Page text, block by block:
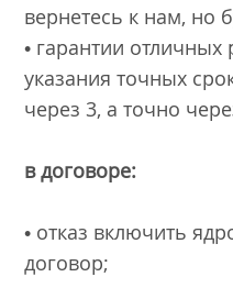
вернетесь к нам, но
• гарантии отличных
указания точных
через 3, а точно
в договоре:
• отказ включить
договор;